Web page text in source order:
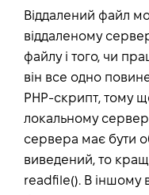
Віддалений файл
віддаленому
файлу і того, чи
він все одно
PHP-скрипт, тому
локальному
сервера має бути
виведений, то
readfile(). В іншому